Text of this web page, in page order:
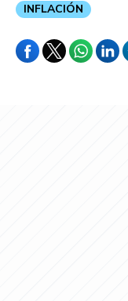
INFLACIÓN